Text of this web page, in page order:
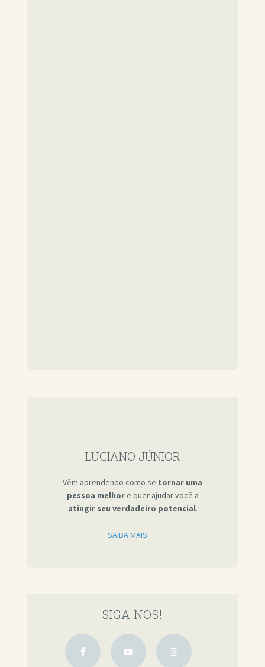
LUCIANO JÚNIOR
Vêm aprendendo como se tornar uma
pessoa melhore quer ajudar você a
atingir seu verdadeiro potencial.
SAIBA MAIS
SIGA NOS!